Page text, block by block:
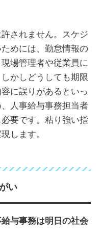
されません。スケジ
めには、勤怠情報の
場管理者や従業員に
かしどうしても期限
に誤りがあるといっ
人事給与事務担当者
要です。粘り強い指
します。
い
与事務は明日の社会